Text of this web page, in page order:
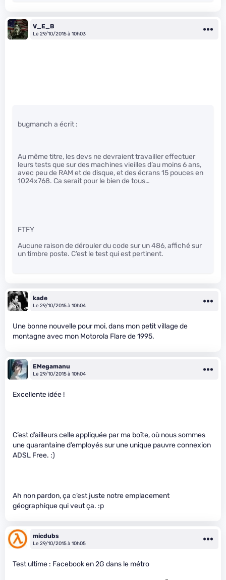
V_E_B
Le 29/10/2015 à 10h03
bugmanch a écrit :
Au même titre, les devs ne devraient travailler effectuer
leurs tests que sur des machines vieilles d’au moins 6 ans,
avec peu de RAM et de disque, et des écrans 15 pouces en
1024x768. Ca serait pour le bien de tous…
FTFY
Aucune raison de dérouler du code sur un 486, affiché sur
un timbre poste. C’est le test qui est pertinent.
kade
Le 29/10/2015 à 10h04
Une bonne nouvelle pour moi, dans mon petit village de
montagne avec mon Motorola Flare de 1995.
EMegamanu
Le 29/10/2015 à 10h04
Excellente idée !
C’est d’ailleurs celle appliquée par ma boîte, où nous sommes
une quarantaine d’employés sur une unique pauvre connexion
ADSL Free. :)
Ah non pardon, ça c’est juste notre emplacement
géographique qui veut ça. :p
micdubs
Le 29/10/2015 à 10h05
Test ultime : Facebook en 2G dans le métro